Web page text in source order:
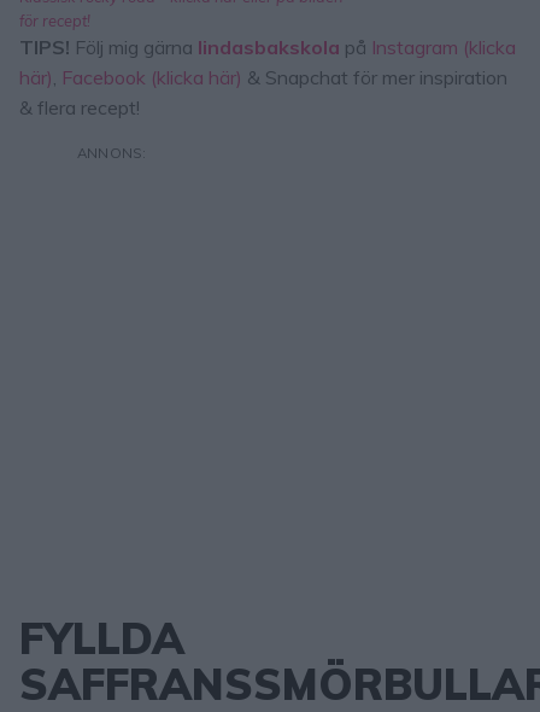
för recept!
TIPS! Följ mig gärna lindasbakskola på Instagram (klicka
här) Facebook (klicka här) & Snapchat för mer inspiration
& flera recept!
FYLLDA